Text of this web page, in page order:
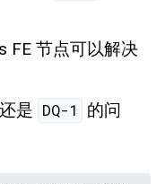
FE 节点可以解决
是 DQ-1
的问